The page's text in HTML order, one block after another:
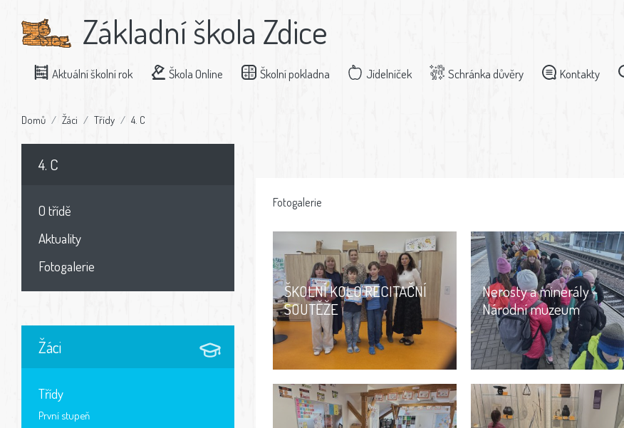
Základní škola Zdice
Aktuální školní rok Škola Online Školní pokladna Jídelníček Schránka důvěry Kontakty
Domů Žáci Třídy 4. C
4. C
O třídě
Aktuality
Fotogalerie
Žáci
Třídy
První stupeň
Fotogalerie
ŠKOLNÍ KOLO RECITAČNÍ
SOUTĚŽE
Nerosty a minerály -
Národní muzeum